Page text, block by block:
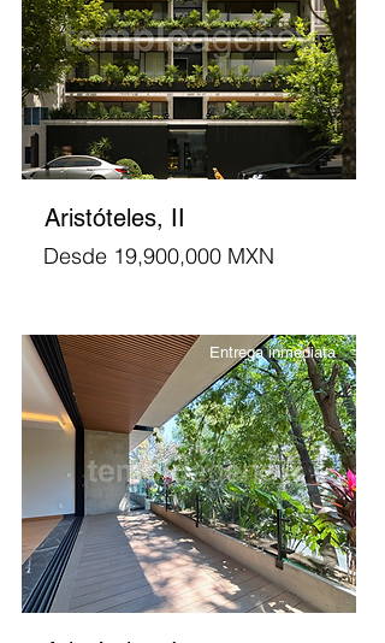
Aristóteles, II
Desde 19,900,000 MXN
Entrega inmediata